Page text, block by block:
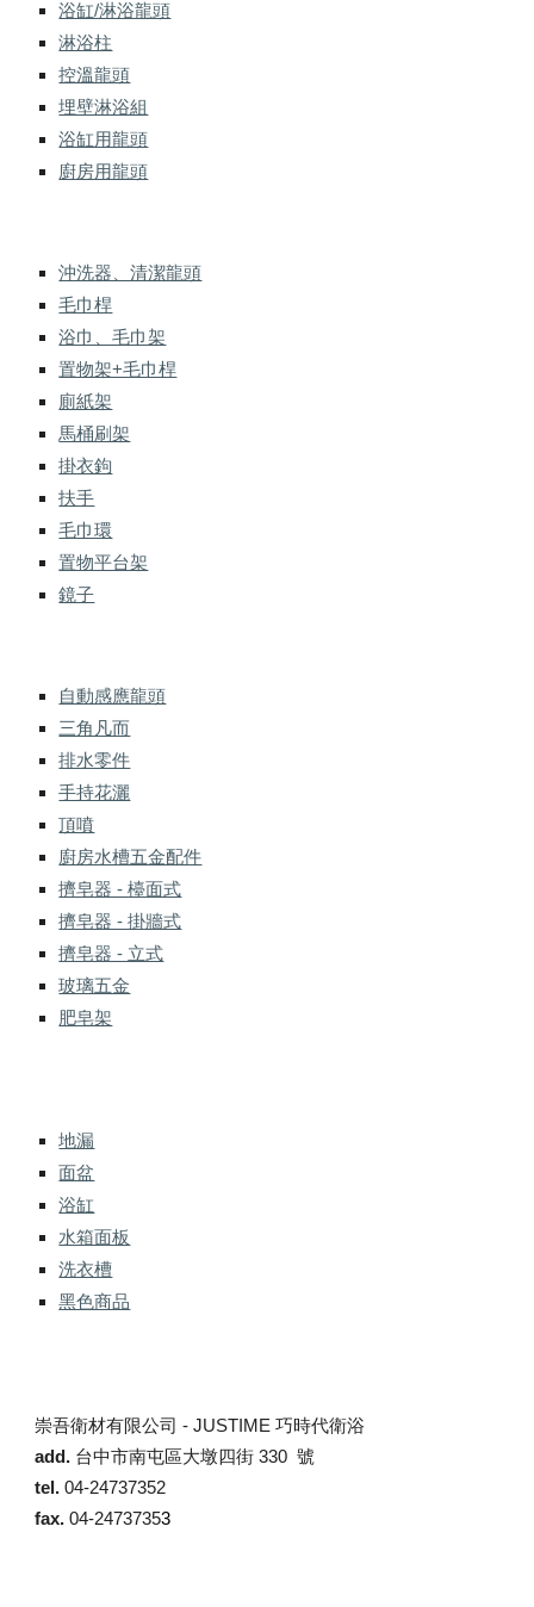
浴缸/淋浴龍頭
淋浴柱
控溫龍頭
埋壁淋浴組
浴缸用龍頭
廚房用龍頭
沖洗器、清潔龍頭
毛巾桿
浴巾、毛巾架
置物架+毛巾桿
廁紙架
馬桶刷架
掛衣鉤
扶手
毛巾環
置物平台架
鏡子
自動感應龍頭
三角凡而
排水零件
手持花灑
頂噴
廚房水槽五金配件
擠皂器 - 檯面式
擠皂器 - 掛牆式
擠皂器 - 立式
玻璃五金
肥皂架
地漏
面盆
浴缸
水箱面板
洗衣槽
黑色商品
崇吾衛材有限公司 -JUSTIME 巧時代衛浴
add. 台中市南屯區大墩四街 330 號
tel.04-24737352
fax.04-24737353